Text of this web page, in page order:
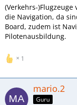
(Verkehrs-
die Navigation, da
Board, zudem ist
Pilotenausbildung.
1
mario.2
Guru